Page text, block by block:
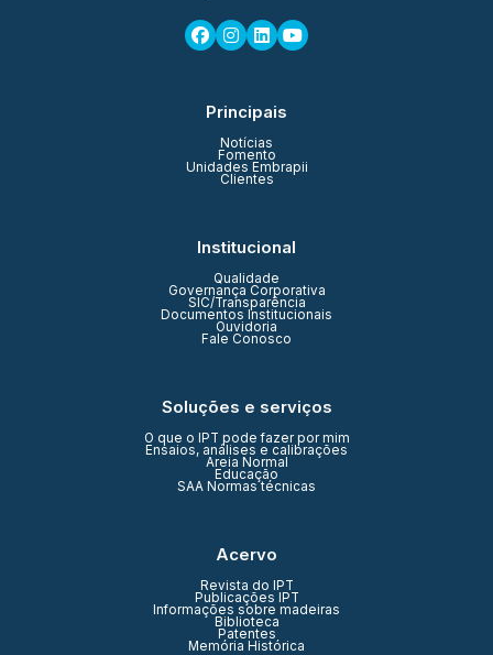
Principais
Notícias
Fomento
Unidades Embrapii
Clientes
Institucional
Qualidade
Governança Corporativa
SIC/Transparência
Documentos Institucionais
Ouvidoria
Fale Conosco
Soluções e serviços
O que o IPT pode fazer por mim
Ensaios, análises e calibrações
Areia Normal
Educação
SAA Normas técnicas
Acervo
Revista do IPT
Publicações IPT
Informações sobre madeiras
Biblioteca
Patentes
Memória Histórica